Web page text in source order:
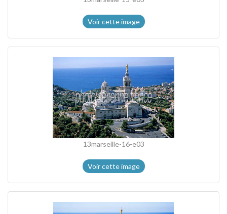
Voir cette image
13marseille-16-e03
Voir cette image